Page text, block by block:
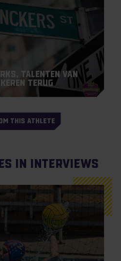
talenten van
terug
THIS ATHLETE
in Interviews